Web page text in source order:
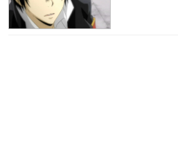
芸能の仕事に携わりたいと思い、
専門学校を経て1999年にデビューし
T」のトレイン＝ハートネット役